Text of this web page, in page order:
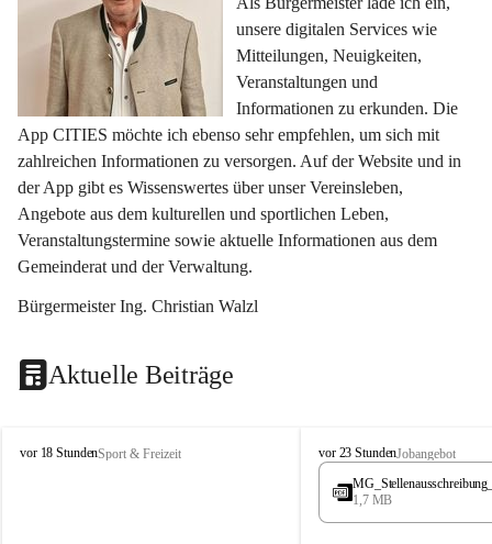
unsere digitalen Services wie
Mitteilungen, Neuigkeiten,
Veranstaltungen und
Informationen zu erkunden. Die
App CITIES möchte ich ebenso sehr empfehlen, um sich mit
zahlreichen Informationen zu versorgen. Auf der Website und in
der App gibt es Wissenswertes über unser Vereinsleben,
Angebote aus dem kulturellen und sportlichen Leben,
Veranstaltungstermine sowie aktuelle Informationen aus dem
Gemeinderat und der Verwaltung.
Bürgermeister Ing. Christian Walzl
Aktuelle Beiträge
S
vor 18 StundenSport & Freizeit
S
t
s
vor 23 StundenJobangebot
1,7 MB